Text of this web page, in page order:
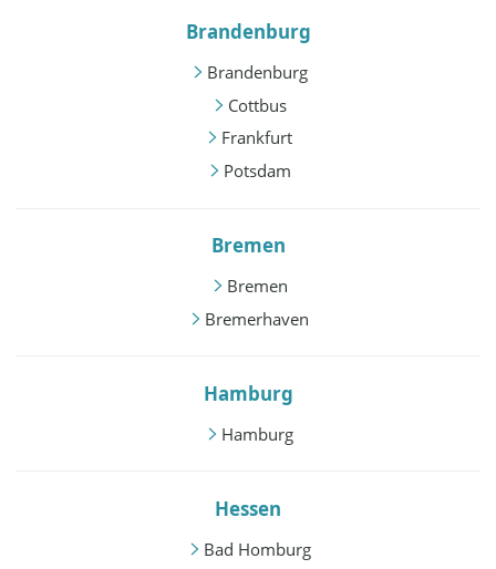
Brandenburg
Brandenburg
Cottbus
Frankfurt
Potsdam
Bremen
Bremen
Bremerhaven
Hamburg
Hamburg
Hessen
Bad Homburg